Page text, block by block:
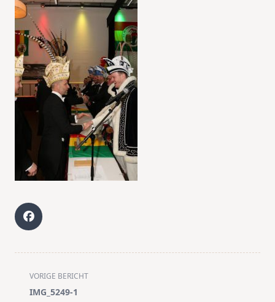
<span
class="nav-
VORIGE BERICHT
IMG_5249-1